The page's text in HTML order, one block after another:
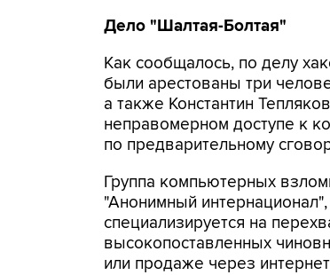
Дело "Шалтая-Болтая"
Как сообщалось, по делу
были арестованы три
а также Константин
неправомерном доступе к
по предварительному
Группа компьютерных
"Анонимный
специализируется на
высокопоставленных
или продаже через